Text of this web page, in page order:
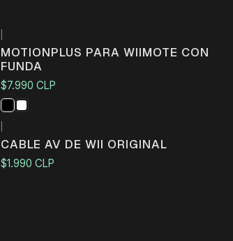
MOTIONPLUS PARA WIIMOTE CON
FUNDA
$7.990 CLP
CABLE AV DE WII ORIGINAL
$1.990 CLP